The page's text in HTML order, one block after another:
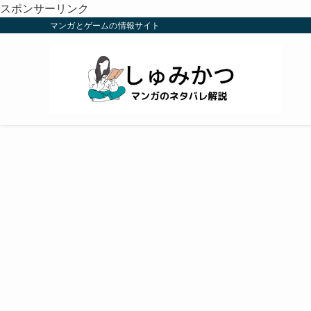
スポンサーリンク
マンガとゲームの情報サイト